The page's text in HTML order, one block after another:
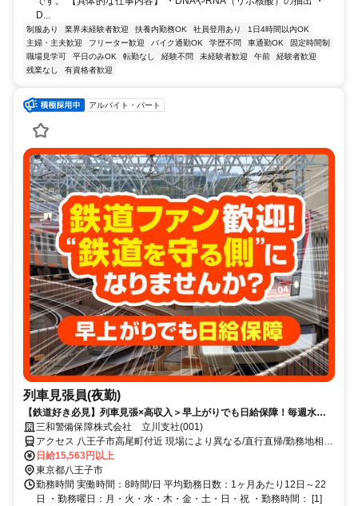
D...
制服あり 業界未経験者歓迎 扶養内勤務OK 社員登用あり
1日4時間以内OK
主婦・主夫歓迎
フリーター歓迎 バイク通勤OK 学歴不問 車通勤OK
固定時間制
職場見学可
平日のみOK 転勤なし 経験不問 未経験者歓迎 午前
経験者歓迎
残業なし
有資格者歓迎
アルバイト・パート
列車見張員(夜勤)
【鉄道好き必見】列車見張×高収入＞早上がりでも日給保障！毎週水曜
が給料日！日払いもOK！
三和警備保障株式会社 立川支社(001)
アクセス 八王子市高尾町付近 現場により異なる/直行直帰/勤務地相談
可 ■週3日～■電話面接■即日勤務
日給15,563円以上
東京都八王子市
勤務時間 実働時間：8時間/日 平均勤務日数：1ヶ月あたり12日～22
日 ・勤務曜日：月・火・水・木・金・土・日・祝 ・勤務時間： [1]